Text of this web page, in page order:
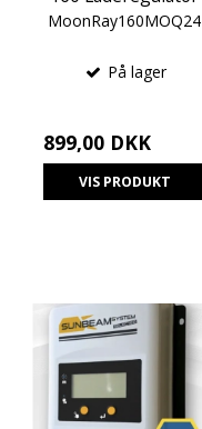
MoonRay160MOQ24
På lager
899,00 DKK
VIS PRODUKT